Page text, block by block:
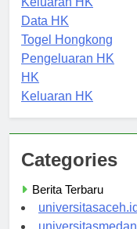
Keluaran HK
Data HK
Togel Hongkong
Pengeluaran HK
HK
Categories
Berita Terbaru
universitasaceh.id